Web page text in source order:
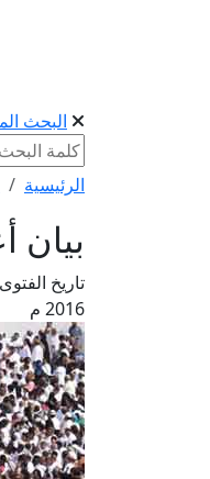
البحث
الرئيسية
بيان
تاريخ
2016 م